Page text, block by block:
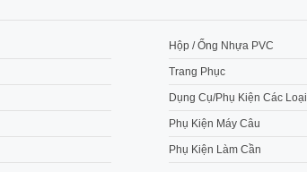
Hộp / Ống Nhựa PVC
Trang Phục
Dụng Cụ/Phụ Kiện Các Loại
Phụ Kiện Máy Câu
Phụ Kiện Làm Cần